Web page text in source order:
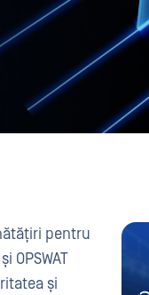
pentru
OPSWAT
și